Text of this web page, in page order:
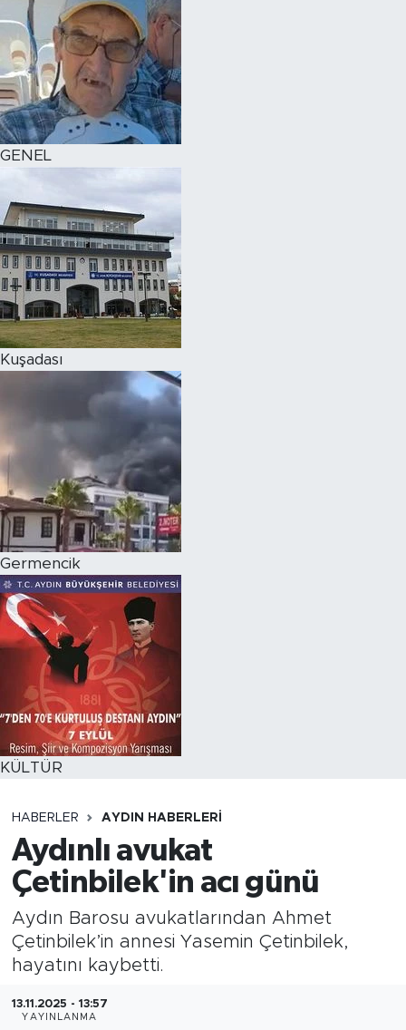
GENEL
Kuşadası
Germencik
KÜLTÜR
HABERLER AYDIN HABERLERI
Aydınlı avukat
Çetinbilek'in acı günü
Aydın Barosu avukatlarından Ahmet
Çetinbilek’in annesi Yasemin Çetinbilek,
hayatını kaybetti.
13.11.2025 - 13:57
YAYINLANMA